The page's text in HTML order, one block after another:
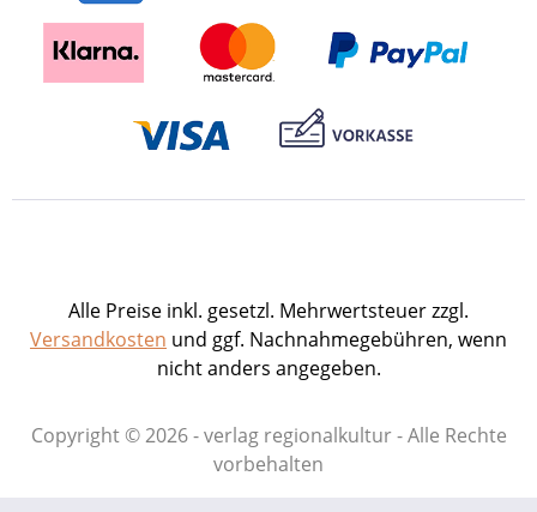
Alle Preise inkl. gesetzl. Mehrwertsteuer zzgl.
Versandkosten und ggf. Nachnahmegebühren, wenn
nicht anders angegeben.
Copyright © 2026 - verlag regionalkultur - Alle Rechte
vorbehalten